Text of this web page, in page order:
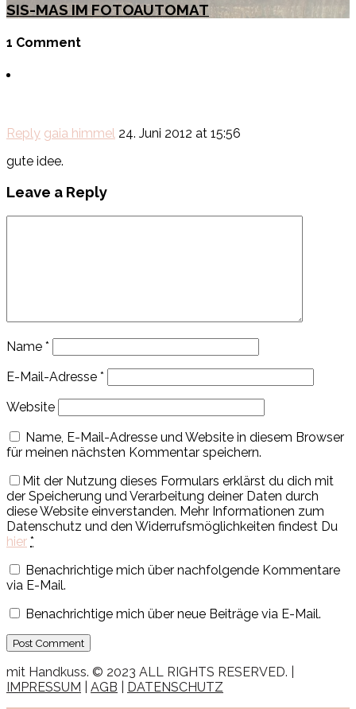
SIS-MAS IM FOTOAUTOMAT
1 Comment
Reply gaia himmel 24. Juni 2012 at 15:56
gute idee.
Leave a Reply
Name *
E-Mail-Adresse *
Website
Name, E-Mail-Adresse und Website in diesem Browser
für meinen nächsten Kommentar speichern.
Mit der Nutzung dieses Formulars erklärst du dich mit
der Speicherung und Verarbeitung deiner Daten durch
diese Website einverstanden. Mehr Informationen zum
Datenschutz und den Widerrufsmöglichkeiten findest Du
hier *
Benachrichtige mich über nachfolgende Kommentare
via E-Mail.
Benachrichtige mich über neue Beiträge via E-Mail.
mit Handkuss. © 2023 ALL RIGHTS RESERVED. |
IMPRESSUM
AGB
DATENSCHUTZ